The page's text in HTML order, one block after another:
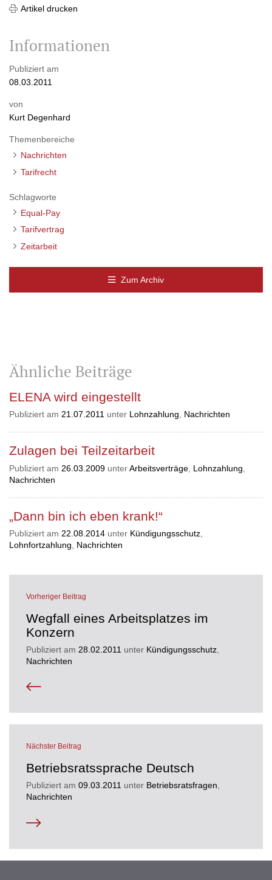
Artikel drucken
Informationen
Publiziert am
08.03.2011
von
Kurt Degenhard
Themenbereiche
Nachrichten
Tarifrecht
Schlagworte
Equal-Pay
Tarifvertrag
Zeitarbeit
Zum Archiv
Ähnliche Beiträge
ELENA wird eingestellt
Publiziert am 21.07.2011 unter Lohnzahlung Nachrichten
Zulagen bei Teilzeitarbeit
Publiziert am 26.03.2009 unterArbeitsverträge Lohnzahlung
Nachrichten
„Dann bin ich eben krank!“
Publiziert am 22.08.2014 unter Kündigungsschutz,
Lohnfortzahlung, Nachrichten
Vorheriger Beitrag
Wegfall eines Arbeitsplatzes im
Konzern
Publiziert am 28.02.2011 unter Kündigungsschutz
Nachrichten
Nächster Beitrag
Betriebsratssprache Deutsch
Publiziert am 09.03.2011 unter Betriebsratsfragen,
Nachrichten